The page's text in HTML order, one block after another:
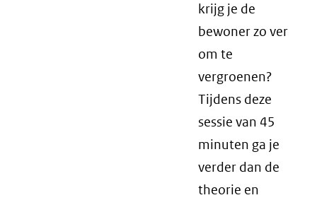
krijg je de
bewoner zo ver
om te
vergroenen?
Tijdens deze
sessie van 45
minuten ga je
verder dan de
theorie en